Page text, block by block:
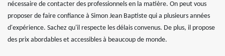
nécessaire de contacter des professionnels en la matière. On peut vous
proposer de faire confiance à Simon Jean Baptiste qui a plusieurs années
d'expérience. Sachez qu'il respecte les délais convenus. De plus, il propose
des prix abordables et accessibles à beaucoup de monde.